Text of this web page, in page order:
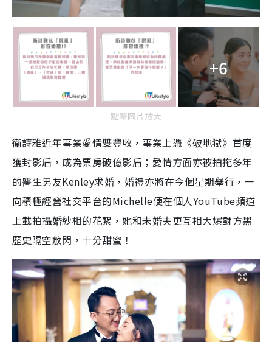
+6
點擊圖片放大
衛詩雅近年事業愛情雙豐收，事業上憑《破地獄》首度
獲封影后，成為票房破億影后；愛情方面亦被拍拖多年
的醫生男友Kenley求婚，婚禮亦將在今個星期舉行，一
向積極經營社交平台的Michelle便在個人YouTube頻道
上載拍攝婚紗相的花絮，她和未婚夫更互相大爆對方黑
歷史隔空放閃，十分甜蜜！